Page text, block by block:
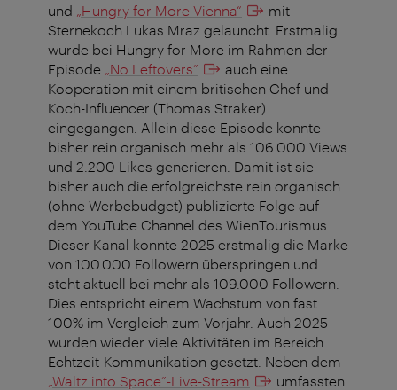
und „Hungry for More Vienna“
mit
Sternekoch Lukas Mraz gelauncht. Erstmalig
wurde bei Hungry for More im Rahmen der
Episode „No Leftovers”
auch eine
Kooperation mit einem britischen Chef und
Koch-Influencer (Thomas Straker)
eingegangen. Allein diese Episode konnte
bisher rein organisch mehr als 106.000 Views
und 2.200 Likes generieren. Damit ist sie
bisher auch die erfolgreichste rein organisch
(ohne Werbebudget) publizierte Folge auf
dem YouTube Channel des WienTourismus.
Dieser Kanal konnte 2025 erstmalig die Marke
von 100.000 Followern überspringen und
steht aktuell bei mehr als 109.000 Followern.
Dies entspricht einem Wachstum von fast
100% im Vergleich zum Vorjahr. Auch 2025
wurden wieder viele Aktivitäten im Bereich
Echtzeit-Kommunikation gesetzt. Neben dem
„Waltz into Space”-Live-Stream
umfassten